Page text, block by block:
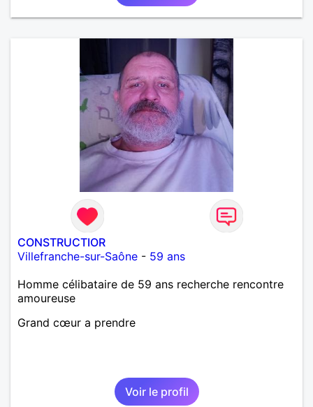
CONSTRUCTIOR
Villefranche-sur-Saône - 59 ans
Homme célibataire de 59 ans recherche rencontre
amoureuse
Grand cœur a prendre
Voir le profil